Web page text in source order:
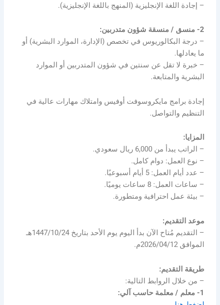
– إجادة اللغة الإنجليزية (المنهج باللغة الإنجليزية).
2- منسق / منسقة شؤون متدربين:
– درجة البكالوريوس في تخصص (الإدارة، الموارد البشرية) أو
ما يعادلها.
– خبرة لا تقل عن سنتين في شؤون المتدربين أو الموارد
البشرية والمتابعة.
إجادة برامج مايكروسوفت أوفيس وامتلاك مهارات عالية في
التنظيم والتواصل.
المزايا:
– الراتب يبدأ من 6,000 ريال سعودي.
– نوع العمل: دوام كامل.
– عدد أيام العمل: 5 أيام أسبوعيًا.
– ساعات العمل: 8 ساعات يوميًا.
– بيئة عمل احترافية ومتطورة.
موعد التقديم:
– التقديم مُتاح الآن بدأ اليوم يوم الأحد بتاريخ 1447/10/24هـ
الموافق 2026/04/12م.
طريقة التقديم:
– من خلال الروابط التالية:
1- معلم / معلمة حاسب آلي: